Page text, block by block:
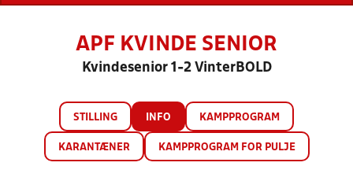
APF KVINDE SENIOR
Kvindesenior 1-2 VinterBOLD
STILLING INFO KAMPPROGRAM
KARANTÆNER KAMPPROGRAM FOR PULJE